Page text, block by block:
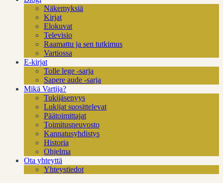
Näkemyksiä
Kirjat
Elokuvat
Televisio
Raamattu ja sen tutkimus
Vartiossa
E-kirjat
Tolle lege -sarja
Sapere aude -sarja
Mikä Vartija?
Tukijäsenyys
Lukijat suosittelevat
Päätoimittajat
Toimitusneuvosto
Kannatusyhdistys
Historia
Ohjelma
Ota yhteyttä
Yhteystiedot